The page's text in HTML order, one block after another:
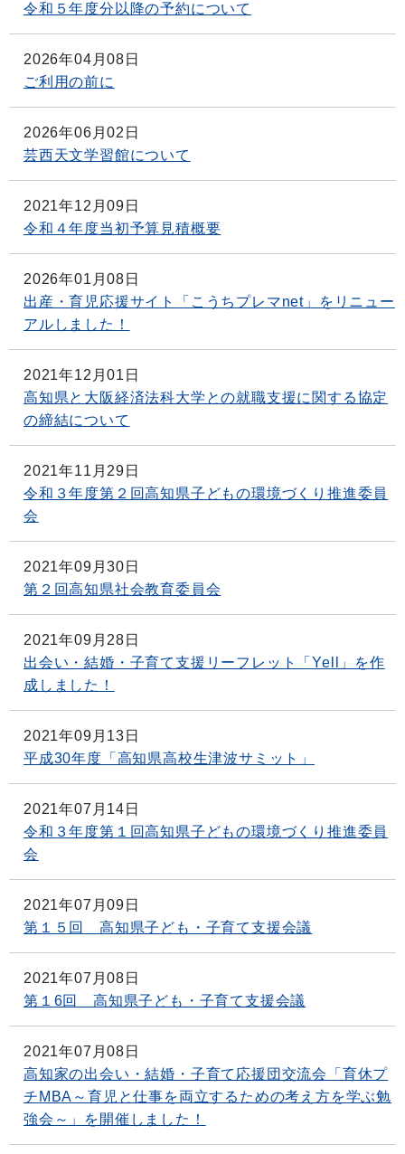
令和５年度分以降の予約について
2026年04月08日
ご利用の前に
2026年06月02日
芸西天文学習館について
2021年12月09日
令和４年度当初予算見積概要
2026年01月08日
出産・育児応援サイト「こうちプレマnet」をリニュー
アルしました！
2021年12月01日
高知県と大阪経済法科大学との就職支援に関する協定
の締結について
2021年11月29日
令和３年度第２回高知県子どもの環境づくり推進委員
会
2021年09月30日
第２回高知県社会教育委員会
2021年09月28日
出会い・結婚・子育て支援リーフレット「Yell」を作
成しました！
2021年09月13日
平成30年度「高知県高校生津波サミット」
2021年07月14日
令和３年度第１回高知県子どもの環境づくり推進委員
会
2021年07月09日
第１５回 高知県子ども・子育て支援会議
2021年07月08日
第１6回 高知県子ども・子育て支援会議
2021年07月08日
高知家の出会い・結婚・子育て応援団交流会「育休プ
チMBA～育児と仕事を両立するための考え方を学ぶ勉
強会～」を開催しました！